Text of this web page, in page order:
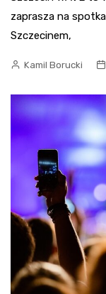
zaprasza na
Szczecinem,
Kamil Borucki